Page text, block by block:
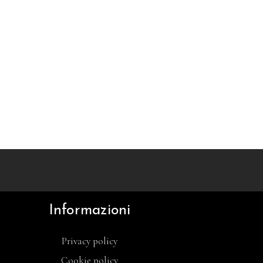
Informazioni
Privacy policy